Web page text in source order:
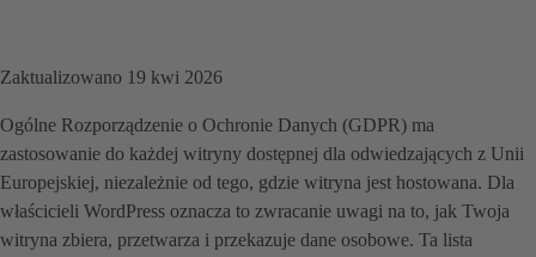
Zaktualizowano 19 kwi 2026
Ogólne Rozporządzenie o Ochronie Danych (GDPR) ma
zastosowanie do każdej witryny dostępnej dla odwiedzających z Unii
Europejskiej, niezależnie od tego, gdzie witryna jest hostowana. Dla
właścicieli WordPress oznacza to zwracanie uwagi na to, jak Twoja
witryna zbiera, przetwarza i przekazuje dane osobowe. Ta lista